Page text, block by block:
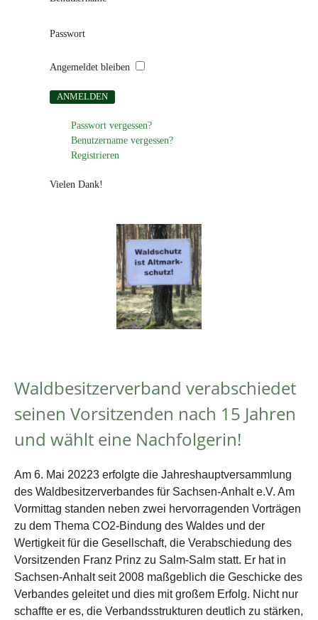
Passwort
Angemeldet bleiben
Passwort vergessen?
Benutzername vergessen?
Registrieren
Vielen Dank!
Waldbesitzerverband verabschiedet
seinen Vorsitzenden nach 15 Jahren
und wählt eine Nachfolgerin!
Am 6. Mai 20223 erfolgte die Jahreshauptversammlung
des Waldbesitzerverbandes für Sachsen-Anhalt e.V. Am
Vormittag standen neben zwei hervorragenden Vorträgen
zu dem Thema CO2-Bindung des Waldes und der
Wertigkeit für die Gesellschaft, die Verabschiedung des
Vorsitzenden Franz Prinz zu Salm-Salm statt. Er hat in
Sachsen-Anhalt seit 2008 maßgeblich die Geschicke des
Verbandes geleitet und dies mit großem Erfolg. Nicht nur
schaffte er es, die Verbandsstrukturen deutlich zu stärken,